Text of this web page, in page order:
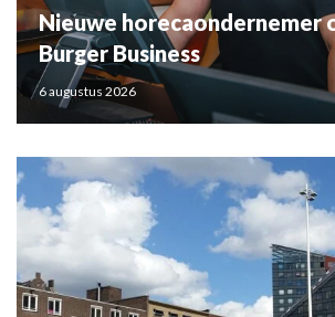
Nieuwe horecaondernemer
Burger Business
6 augustus 2026